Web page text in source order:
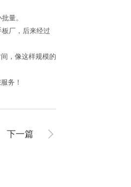
量。
厂，后来经过
，像这样规模的
务！
下一篇